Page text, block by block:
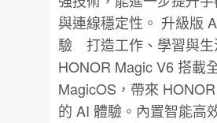
與連線穩定性。 升級版
驗 打造工作、學習與生
HONOR Magic V6 搭載
MagicOS，帶來
的 AI 體驗。內置智能高